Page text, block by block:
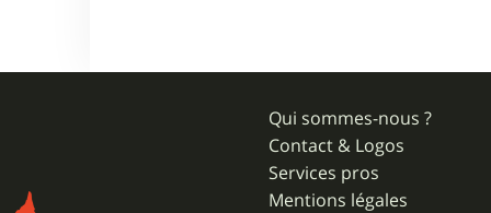
Qui sommes-nous ?
Contact & Logos
Services pros
Mentions légales